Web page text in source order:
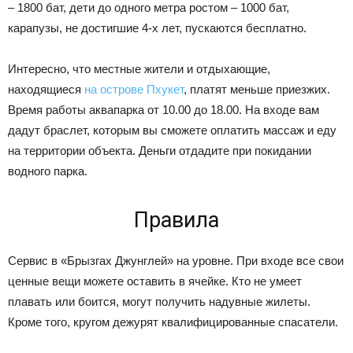
– 1800 бат, дети до одного метра ростом – 1000 бат,
карапузы, не достигшие 4-х лет, пускаются бесплатно.
Интересно, что местные жители и отдыхающие,
находящиеся на острове Пхукет, платят меньше приезжих.
Время работы аквапарка от 10.00 до 18.00. На входе вам
дадут браслет, которым вы сможете оплатить массаж и еду
на территории объекта. Деньги отдадите при покидании
водного парка.
Правила
Сервис в «Брызгах Джунглей» на уровне. При входе все свои
ценные вещи можете оставить в ячейке. Кто не умеет
плавать или боится, могут получить надувные жилеты.
Кроме того, кругом дежурят квалифицированные спасатели.